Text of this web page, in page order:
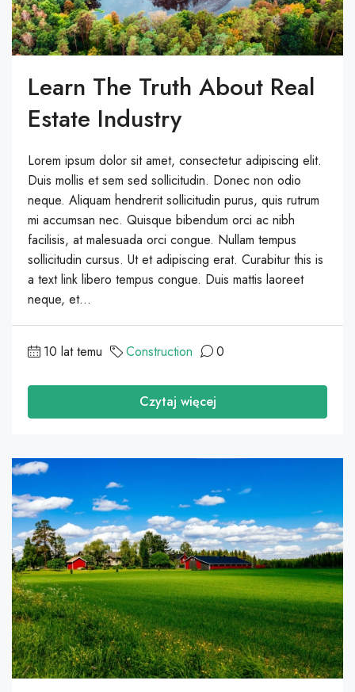
Learn The Truth About Real
Estate Industry
Lorem ipsum dolor sit amet, consectetur adipiscing elit.
Duis mollis et sem sed sollicitudin. Donec non odio
neque. Aliquam hendrerit sollicitudin purus, quis rutrum
mi accumsan nec. Quisque bibendum orci ac nibh
facilisis, at malesuada orci congue. Nullam tempus
sollicitudin cursus. Ut et adipiscing erat. Curabitur this is
a text link libero tempus congue. Duis mattis laoreet
neque, et...
10 lat temu Construction 0
Czytaj więcej